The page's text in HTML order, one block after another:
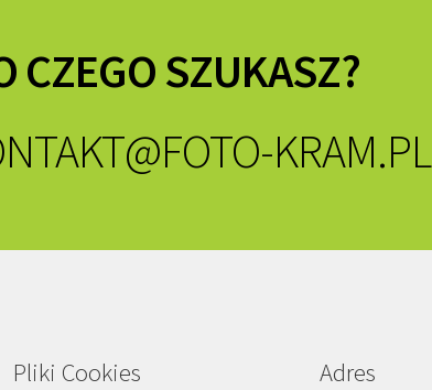
CZEGO SZUKASZ?
KRAM.PL
Pliki Cookies Adres